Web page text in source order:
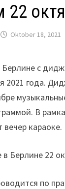
Oktober 18, 2021
Берлине с
2021 года.
В
караоке.
в Берлине 22
по